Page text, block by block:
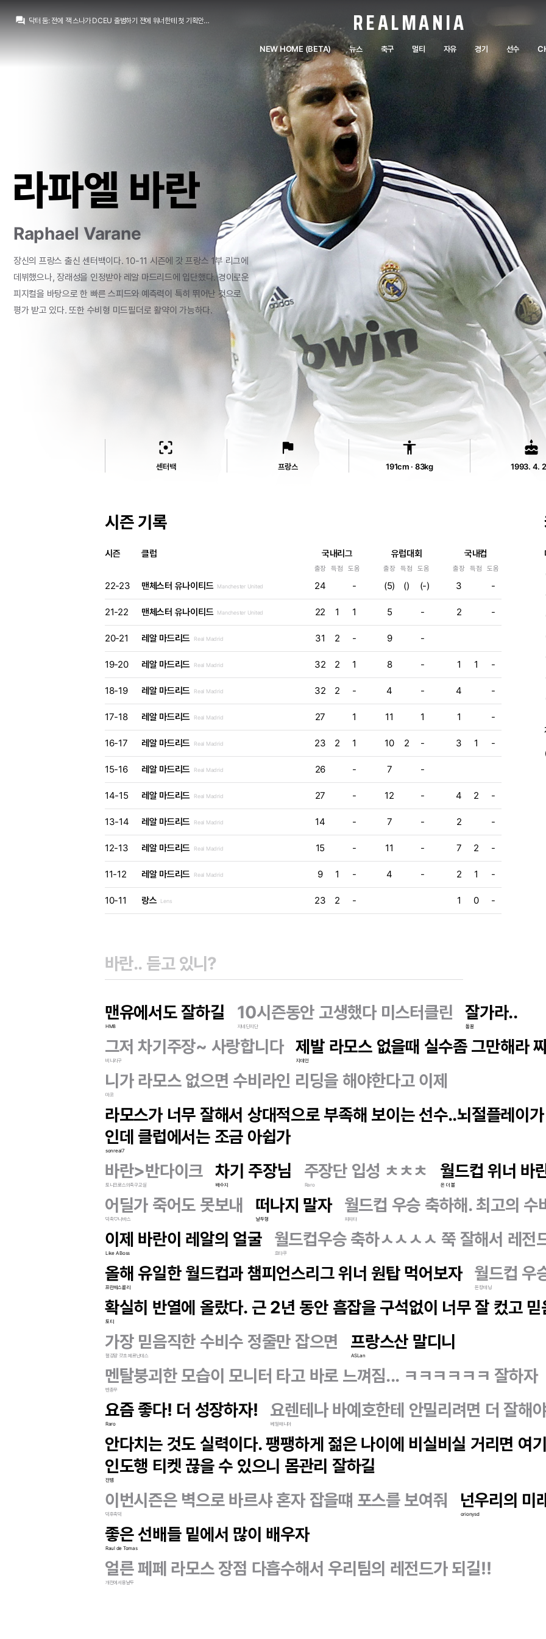
question_answer 닥터 둠: 전에 잭 스나가 DCEU 출범하기 전에 워너한테 첫 기획안으로 맨옵스->배대슈->저스티스 리그 3부작을 내놨다가 워너가 깠잖아요
안정적으로 시리즈를 못 뽑아내는데 영화를 너무 많이 준비하는 느낌
REALMANIA
NEW HOME (BETA) 뉴스 축구 멀티 자유 경기 선수
라파엘 바란
Raphael Varane
장신의 프랑스 출신 센터백이다. 10-11 시즌에 갓 프랑스 1부 리그에
데뷔했으나, 장래성을 인정받아 레알 마드리드에 입단했다.경이로운
피지컬을 바탕으로 한 빠른 스피드와 예측력이 특히 뛰어난 것으로
평가 받고 있다. 또한 수비형 미드필더로 활약이 가능하다.
filter_center_focus
센터백
flag
프랑스
accessibility
191cm · 83kg
cake
1993. 4.
시즌 기록
시즌 클럽 국내리그 유럽대회 국내컵
출장 득점 도움 출장 득점 도움 출장 득점 도움
22-23 맨체스터 유나이티드 Manchester United 24 - (5) () (-) 3 -
21-22 맨체스터 유나이티드 Manchester United 22 1 1 5 - 2 -
20-21 레알 마드리드 Real Madrid 31 2 - 9 -
19-20 레알 마드리드 Real Madrid 32 2 1 8 - 1 1 -
18-19 레알 마드리드 Real Madrid 32 2 - 4 - 4 -
17-18 레알 마드리드 Real Madrid 27 1 11 1 1 -
16-17 레알 마드리드 Real Madrid 23 2 1 10 2 - 3 1 -
15-16 레알 마드리드 Real Madrid 26 - 7 -
14-15 레알 마드리드 Real Madrid 27 - 12 - 4 2 -
13-14 레알 마드리드 Real Madrid 14 - 7 - 2 -
12-13 레알 마드리드 Real Madrid 15 - 11 - 7 2 -
11-12 레알 마드리드 Real Madrid 9 1 - 4 - 2 1 -
10-11 랑스 Lens 23 2 - 1 0 -
맨유에서도 잘하길
HM8
10시즌동안 고생했다 미스터클린
지네딘지단
잘가라..
돌꿀
그저 차기주장~ 사랑합니다
비니리구
제발 라모스 없을때 실수좀 그만해라
지데인
니가 라모스 없으면 수비라인 리딩을 해야한다고 이제
마코
라모스가 너무 잘해서 상대적으로 부족해 보이는 선수..뇌절플레이
인데 클럽에서는 조금 아쉽가
sonreal7
바란>반다이크
토니크로스의축구교실
차기 주장님
배수지
주장단 입성 ㅊㅊㅊ
Raro
월드컵 위너 바
온 더 볼
어딜가 죽어도 못보내
덕축♡나바스
떠나지 말자
날두형
월드컵 우승 축하해. 최고의 수
피피타
이제 바란이 레알의 얼굴
Like A Boss
월드컵우승 축하ㅅㅅㅅㅅ 쭉 잘해서 레전
호타쿠
올해 유일한 월드컵과 챔피언스리그 위너 원탑 먹어보자
프란체스콜리
월드컵 우
돈캉테닝
확실히 반열에 올랐다. 근 2년 동안 흠잡을 구석없이 너무 잘 컸고
토티
가장 믿음직한 수비수 정줄만 잡으면
철강왕 갓초 페르난데스
프랑스산 말디니
ASLan
멘탈붕괴한 모습이 모니터 타고 바로 느껴짐... ㅋㅋㅋㅋㅋㅋ 잘하자
벤총무
요즘 좋다! 더 성장하자!
Raro
요렌테나 바예호한테 안밀리려면 더 잘해
베일매니아
안다치는 것도 실력이다. 팽팽하게 젊은 나이에 비실비실 거리면 여
인도행 티켓 끊을 수 있으니 몸관리 잘하길
전뱀
이번시즌은 벽으로 바르샤 혼자 잡을떄 포스를 보여줘
덕후축덕
넌우리의 미
orionysd
좋은 선배들 밑에서 많이 배우자
Raul de Tomas
얼른 페페 라모스 장점 다흡수해서 우리팀의 레전드가 되길!!
개천에서용날두